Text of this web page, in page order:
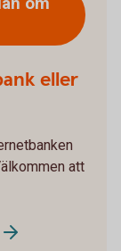
eller
att